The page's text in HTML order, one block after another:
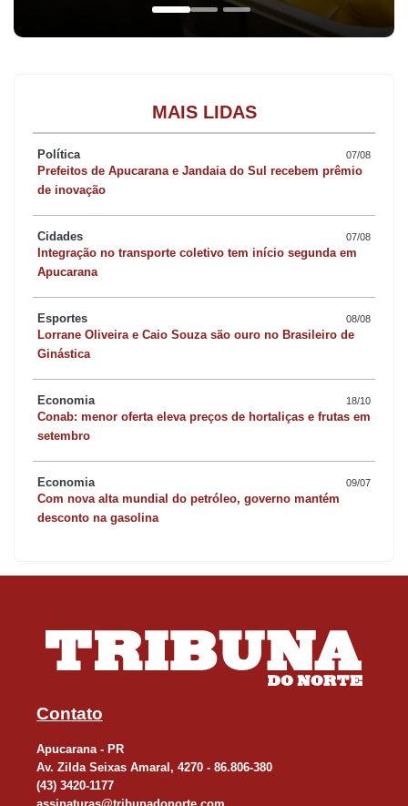
MAIS LIDAS
Política 07/08
Prefeitos de Apucarana e Jandaia do Sul recebem prêmio
de inovação
Cidades 07/08
Integração no transporte coletivo tem início segunda em
Apucarana
Esportes 08/08
Lorrane Oliveira e Caio Souza são ouro no Brasileiro de
Ginástica
Economia 18/10
Conab: menor oferta eleva preços de hortaliças e frutas em
setembro
Economia 09/07
Com nova alta mundial do petróleo, governo mantém
desconto na gasolina
Contato
Apucarana - PR
Av. Zilda Seixas Amaral, 4270 - 86.806-380
(43) 3420-1177